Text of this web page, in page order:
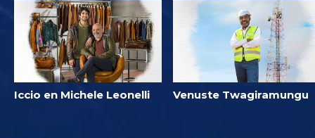
Iccio en Michele Leonelli Venuste Twagiramungu